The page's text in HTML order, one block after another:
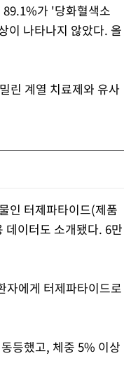
가 '당화혈색소
이 나타나지 않았다. 올
린 계열 치료제와 유사
인 터제파타이드(제품
이터도 소개됐다. 6만
자에게 터제파타이드로
등했고, 체중 5% 이상